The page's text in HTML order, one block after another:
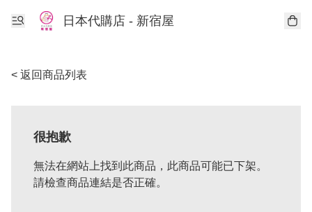
日本代購店 - 新宿屋
< 返回商品列表
很抱歉
無法在網站上找到此商品，此商品可能已下架。
請檢查商品連結是否正確。